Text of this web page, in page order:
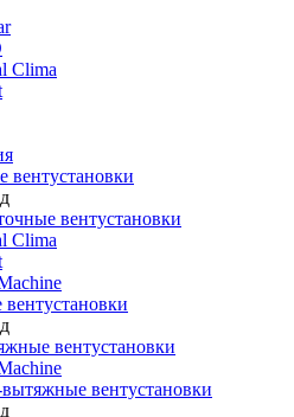
Clima
вентустановки
вентустановки
Clima
вентустановки
вентустановки